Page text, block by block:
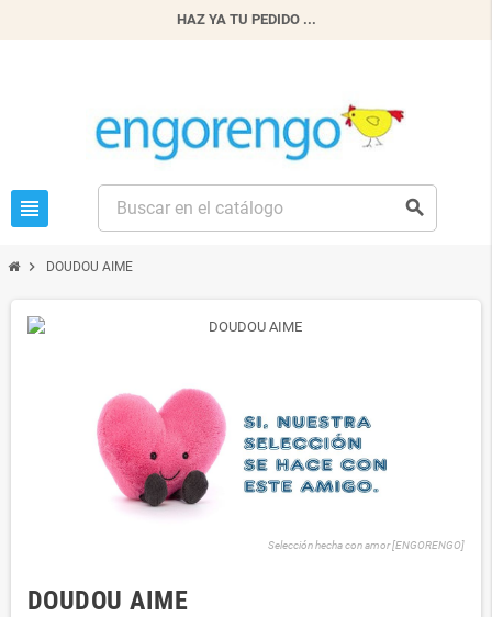
HAZ YA TU PEDIDO ...
view_headline search
chevron_right DOUDOU AIME
Selección hecha con amor [ENGORENGO]
DOUDOU AIME